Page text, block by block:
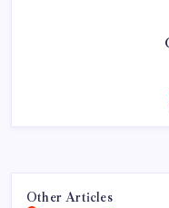
Other Articles